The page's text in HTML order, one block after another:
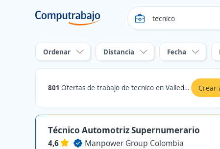
Ordenar Distancia Fecha
801 Ofertas de trabajo de tecnico en Valledupar, Cesar Crear
Técnico Automotriz Supernumerario
4,6
Manpower Group Colombia